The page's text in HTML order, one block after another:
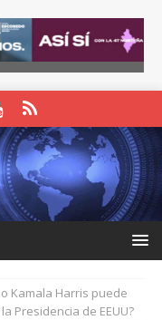
Kamala Harris puede
Presidencia de EEUU?